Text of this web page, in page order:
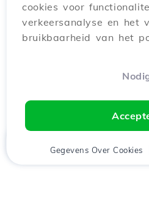
cookies voor
verkeersanalyse en het
bruikbaarheid van het
Gegevens Over Cookies
Cliënt